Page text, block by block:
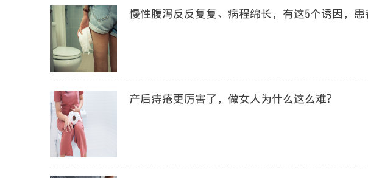
慢性腹泻反反复复、病程绵长，有这5个诱因，
产后痔疮更厉害了，做女人为什么这么难？